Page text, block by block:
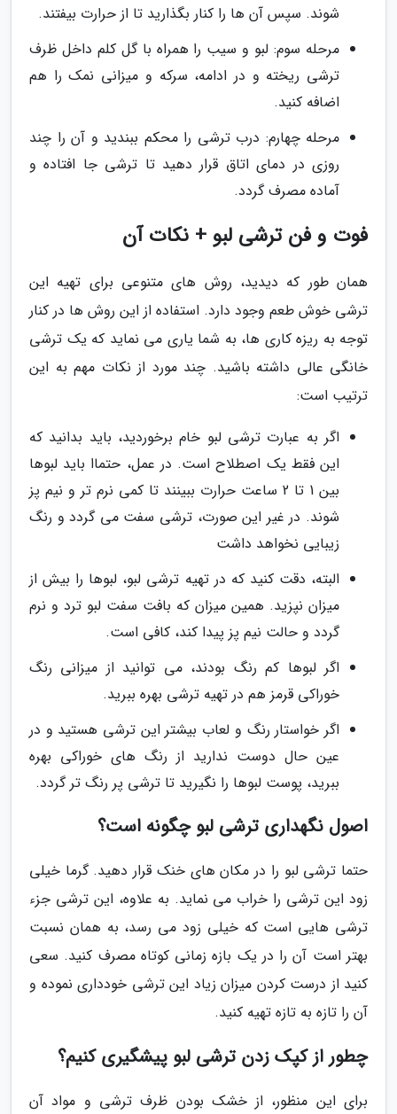
شوند. سپس آن ها را کنار بگذارید تا از حرارت بیفتند.
مرحله سوم: لبو و سیب را همراه با گل کلم داخل ظرف
ترشی ریخته و در ادامه، سرکه و میزانی نمک را هم
اضافه کنید.
مرحله چهارم: درب ترشی را محکم ببندید و آن را چند
روزی در دمای اتاق قرار دهید تا ترشی جا افتاده و
آماده مصرف گردد.
فوت و فن ترشی لبو + نکات آن
همان طور که دیدید، روش های متنوعی برای تهیه این
ترشی خوش طعم وجود دارد. استفاده از این روش ها در کنار
توجه به ریزه کاری ها، به شما یاری می نماید که یک ترشی
خانگی عالی داشته باشید. چند مورد از نکات مهم به این
ترتیب است:
اگر به عبارت ترشی لبو خام برخوردید، باید بدانید که
این فقط یک اصطلاح است. در عمل، حتماا باید لبوها
بین 1 تا 2 ساعت حرارت ببینند تا کمی نرم تر و نیم پز
شوند. در غیر این صورت، ترشی سفت می گردد و رنگ
زیبایی نخواهد داشت
البته، دقت کنید که در تهیه ترشی لبو، لبوها را بیش از
میزان نپزید. همین میزان که بافت سفت لبو ترد و نرم
گردد و حالت نیم پز پیدا کند، کافی است.
اگر لبوها کم رنگ بودند، می توانید از میزانی رنگ
خوراکی قرمز هم در تهیه ترشی بهره ببرید.
اگر خواستار رنگ و لعاب بیشتر این ترشی هستید و در
عین حال دوست ندارید از رنگ های خوراکی بهره
ببرید، پوست لبوها را نگیرید تا ترشی پر رنگ تر گردد.
اصول نگهداری ترشی لبو چگونه است؟
حتما ترشی لبو را در مکان های خنک قرار دهید. گرما خیلی
زود این ترشی را خراب می نماید. به علاوه، این ترشی جزء
ترشی هایی است که خیلی زود می رسد، به همان نسبت
بهتر است آن را در یک بازه زمانی کوتاه مصرف کنید. سعی
کنید از درست کردن میزان زیاد این ترشی خودداری نموده و
آن را تازه به تازه تهیه کنید.
چطور از کپک زدن ترشی لبو پیشگیری کنیم؟
برای این منظور، از خشک بودن ظرف ترشی و مواد آن